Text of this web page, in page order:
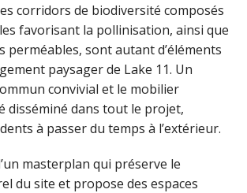
corridors de biodiversité composés
favorisant la pollinisation, ainsi que
perméables, sont autant d’éléments
paysager de Lake 11. Un
convivial et le mobilier
disséminé dans tout le projet,
à passer du temps à l’extérieur.
masterplan qui préserve le
du site et propose des espaces